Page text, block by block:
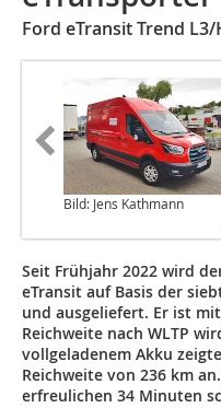
Ford eTransit Trend L3/
Bild: Jens Kathmann
Seit Frühjahr 2022 wird
eTransit auf Basis der
und ausgeliefert. Er ist
Reichweite nach WLTP
vollgeladenem Akku
Reichweite von 236 km
erfreulichen 34 Minuten